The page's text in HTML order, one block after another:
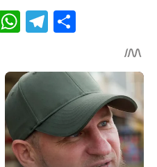
WhatsApp
Telegram